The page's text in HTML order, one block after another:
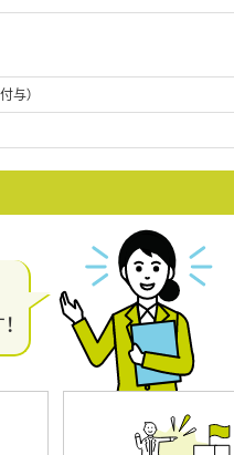
与）